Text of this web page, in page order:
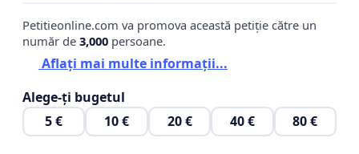
Petitieonline.com va promova această petiție către un
număr de 3,000 persoane.
Aflați mai multe informații...
Alege-ți bugetul
5 €
10 € 20 € 40 € 80 €